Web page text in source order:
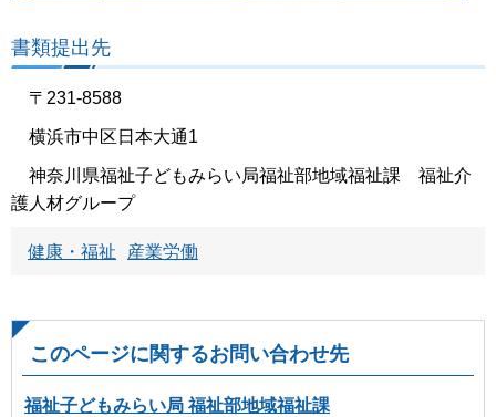
書類提出先
〒231-8588
横浜市中区日本大通1
神奈川県福祉子どもみらい局福祉部地域福祉課 福祉介
護人材グループ
健康・福祉 産業労働
このページに関するお問い合わせ先
福祉子どもみらい局 福祉部地域福祉課